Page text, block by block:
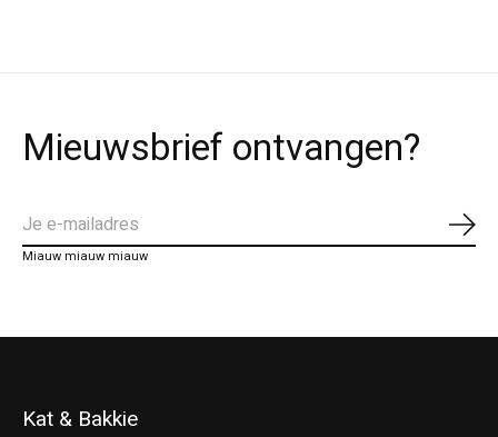
Mieuwsbrief ontvangen?
Miauw miauw miauw
Kat & Bakkie